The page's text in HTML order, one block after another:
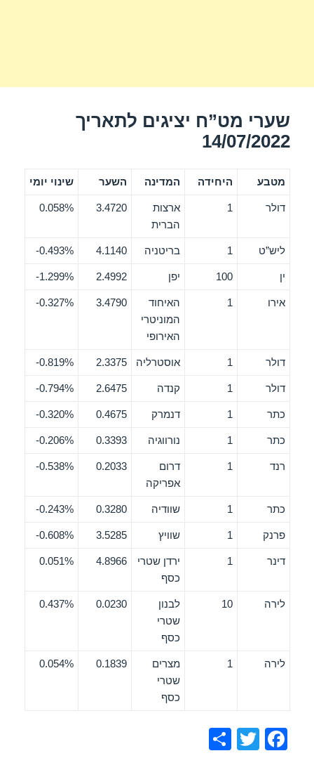
שערי מט”ח יציגים לתאריך
14/07/2022
מטבע היחידה המדינה השער שינוי יומי
דולר 1
ארצות
הברית
3.4720
0.058%
ליש”ט 1 בריטניה 4.1140
0.493%-
ין 100 יפן 2.4992
1.299%-
אירו 1
האיחוד
המוניטרי
האירופי
3.4790
0.327%-
דולר 1 אוסטרליה 2.3375
0.819%-
דולר 1 קנדה 2.6475
0.794%-
כתר 1 דנמרק 0.4675
0.320%-
כתר 1 נורווגיה 0.3393
0.206%-
רנד 1
דרום
אפריקה
0.2033
0.538%-
כתר 1 שוודיה 0.3280
0.243%-
פרנק 1 שוויץ 3.5285
0.608%-
דינר 1
ירדן שטרי
כסף
4.8966
0.051%
לירה 10
לבנון
שטרי
כסף
0.0230
0.437%
לירה 1
מצרים
שטרי
כסף
0.1839
0.054%
F
T